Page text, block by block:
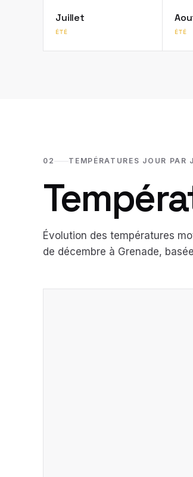
Juillet
ÉTÉ ÉTÉ
02 TEMPÉRATURES JOUR PAR
Évolution des températures
de décembre à Grenade,